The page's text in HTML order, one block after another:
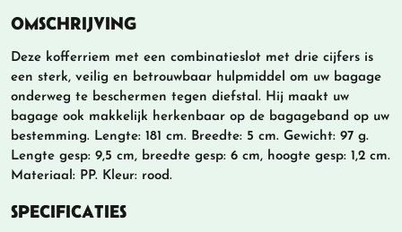
OMSCHRIJVING
Deze kofferriem met een combinatieslot met drie cijfers is
een sterk, veilig en betrouwbaar hulpmiddel om uw bagage
onderweg te beschermen tegen diefstal. Hij maakt uw
bagage ook makkelijk herkenbaar op de bagageband op uw
bestemming. Lengte: 181 cm. Breedte: 5 cm. Gewicht: 97 g.
Lengte gesp: 9,5 cm, breedte gesp: 6 cm, hoogte gesp: 1,2 cm.
Materiaal: PP. Kleur: rood.
SPECIFICATIES